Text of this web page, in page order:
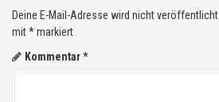
a
t
Deine E-Mail-Adresse wird nicht veröffentlicht.
mit*markiert
Kommentar*